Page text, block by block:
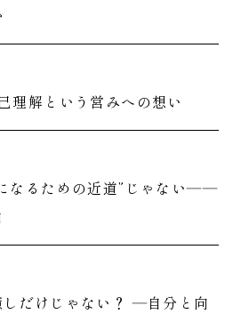
理解という営みへの想い
なるための近道”じゃない――
だけじゃない？ ―自分と向